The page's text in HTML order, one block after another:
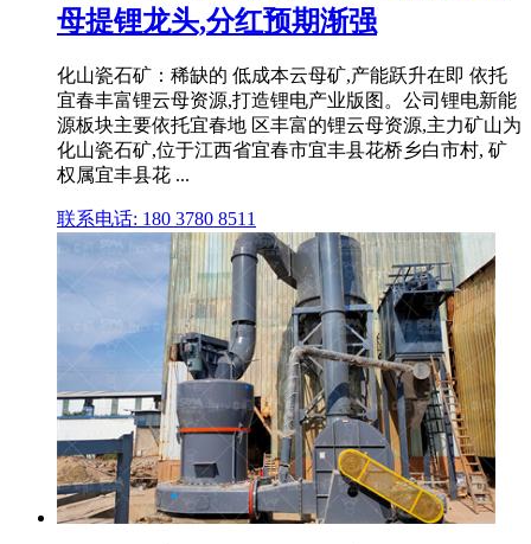
母提锂龙头,分红预期渐强
化山瓷石矿：稀缺的 低成本云母矿,产能跃升在即 依托
宜春丰富锂云母资源,打造锂电产业版图。公司锂电新能
源板块主要依托宜春地 区丰富的锂云母资源,主力矿山为
化山瓷石矿,位于江西省宜春市宜丰县花桥乡白市村, 矿
权属宜丰县花 ...
联系电话: 180 3780 8511